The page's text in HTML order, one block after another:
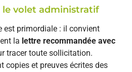
le volet administratif
est primordiale : il convient
la lettre recommandée avec
tracer toute sollicitation.
copies et preuves écrites des